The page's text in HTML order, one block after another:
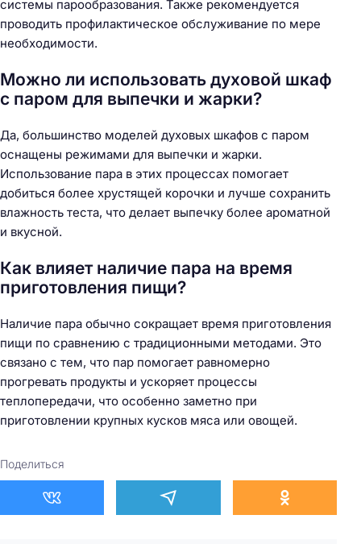
системы парообразования. Также рекомендуется
проводить профилактическое обслуживание по мере
необходимости.
Можно ли использовать духовой шкаф
с паром для выпечки и жарки?
Да, большинство моделей духовых шкафов с паром
оснащены режимами для выпечки и жарки.
Использование пара в этих процессах помогает
добиться более хрустящей корочки и лучше сохранить
влажность теста, что делает выпечку более ароматной
и вкусной.
Как влияет наличие пара на время
приготовления пищи?
Наличие пара обычно сокращает время приготовления
пищи по сравнению с традиционными методами. Это
связано с тем, что пар помогает равномерно
прогревать продукты и ускоряет процессы
теплопередачи, что особенно заметно при
приготовлении крупных кусков мяса или овощей.
Поделиться